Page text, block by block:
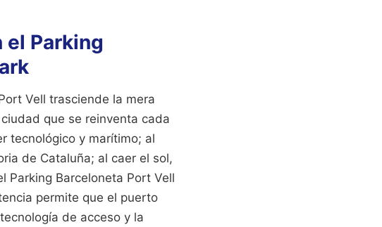
el Parking
Vell trasciende la mera
que se reinventa cada
tecnológico y marítimo; al
de Cataluña; al caer el sol,
Parking Barceloneta Port Vell
permite que el puerto
de acceso y la